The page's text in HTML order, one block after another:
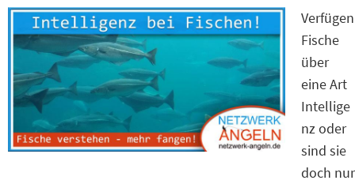
Verfügen
Fische
über
eine Art
Intellige
nz oder
sind sie
doch nur